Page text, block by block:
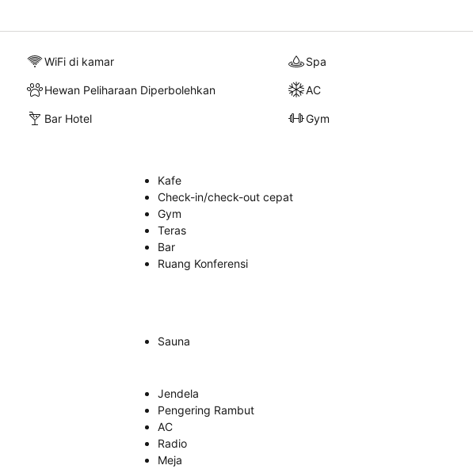
WiFi di kamar Spa
Hewan Peliharaan Diperbolehkan AC
Bar Hotel
Gym
Kafe
Check-in/check-out cepat
Gym
Teras
Bar
Ruang Konferensi
Sauna
Jendela
Pengering Rambut
AC
Radio
Meja